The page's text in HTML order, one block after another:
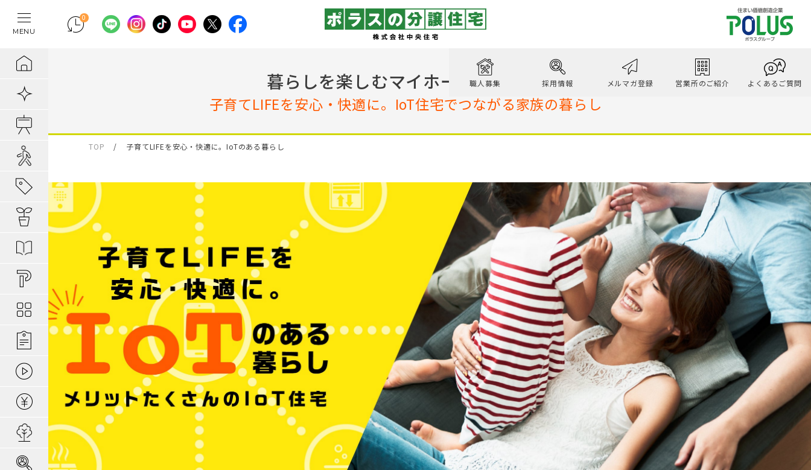
0
職人募集 採用情報 メルマガ登録 営業所のご紹介 よくあるご質問
MENU
千葉県の新築一戸建て
東京都の新築一戸建て
千葉県
東京都
千葉県
東京都
地域から暮らしを知る
エリアから知る
駅・路線から知る
公園の多い街
歴史の趣き深い街
買い物しやすい街
お金のコト
家のコト
子育てのコト
暮らしを楽しむヒント
ラクに片付く！収納実例！
あってよかった！ポラスの標準仕様【家事ラク編】
あってよかった！ポラスの標準仕様【安心・くつろぎ編】
分譲地ってなにがいいの？ Vol.1 コミュニティを育む
分譲地ってなにがいいの？ Vol.2 緑と景観を育む
分譲地ってなにがいいの？ Vol.3 安心・安全を育む
コンセプトのある街ってどんなマチ？
森の空気を楽しむ“木”を採り入れた優しい住まい
冬の暮らしを快適に
はじめての家探し
1. 自分だけの家が見つかる
2. つくっているのは家だけじゃない
4. お客様の安心のために
ポラスの設備・仕様
ポラスの長期優良住宅
ポラスの一貫施工
全ては地盤が支えています。
本当に地震に強い家
建てた後のアフターメンテナンス
最新情報
内装プラン事例集
POLUS 受賞実績
無垢桐材の壁パネル KIRINOKA
快適がつづく！ポラスの長期優良住宅
安心な場所であるために！ポラスの耐震技術
景観協定のある街づくり
家族にやさしい家づくり WELLNESS LIFE
動画ギャラリー
住宅ローンシミュレーター
用地募集
採用情報
キャリア採用：設計職
キャリア採用：エクステリア職
暮らしを楽しむマイホームのヒント
子育てLIFEを安心・快適に。 IoT住宅でつながる家族の暮らし
TOP 子育てLIFEを安心・快適に。IoTのある暮らし
子育てLIFEを安心・快適に。IoTのある暮らし メ